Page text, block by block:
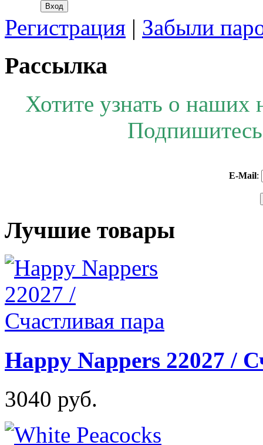
Регистрация | Забыли
Рассылка
Хотите узнать о наших
E-Mail:
Лучшие товары
Happy Nappers 22027 /
3040 руб.